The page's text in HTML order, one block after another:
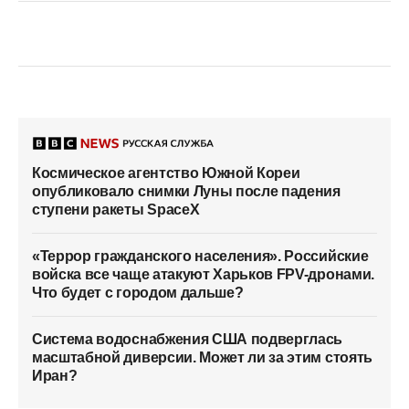
Космическое агентство Южной Кореи
опубликовало снимки Луны после падения
ступени ракеты SpaceX
«Террор гражданского населения». Российские
войска все чаще атакуют Харьков FPV-дронами.
Что будет с городом дальше?
Система водоснабжения США подверглась
масштабной диверсии. Может ли за этим стоять
Иран?